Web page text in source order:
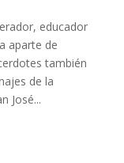
educador
aparte de
también
de la
José...